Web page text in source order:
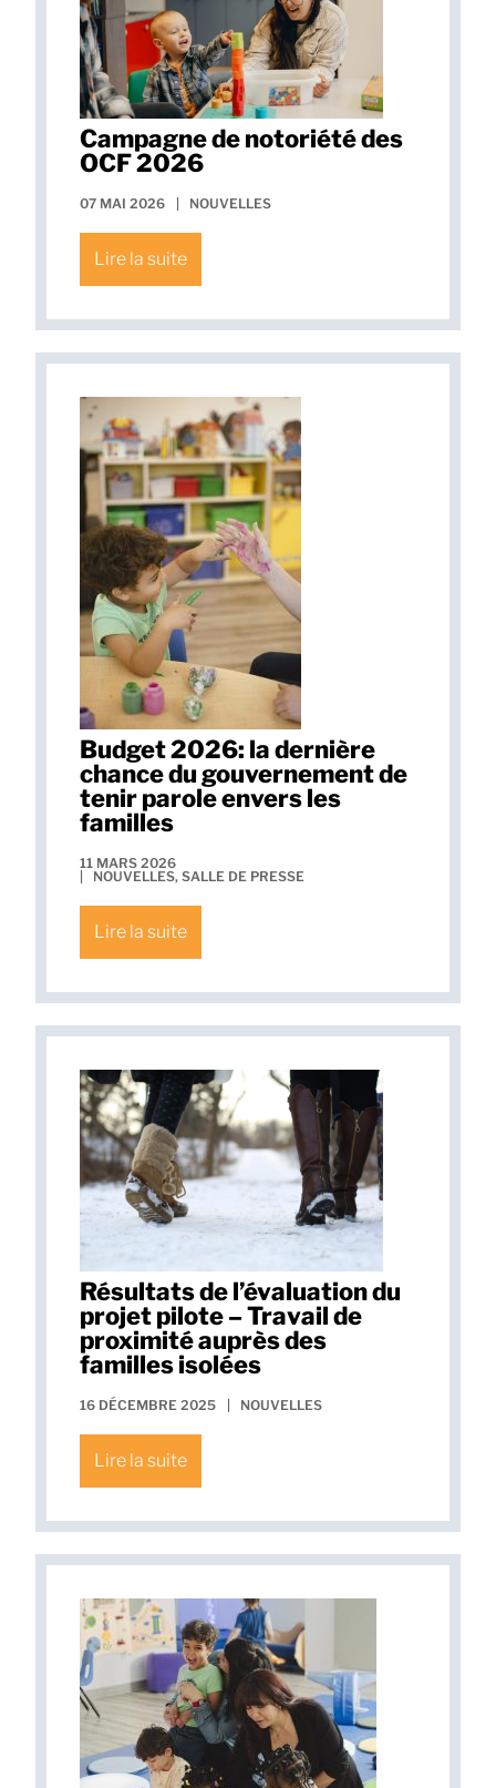
Campagne de notoriété des
OCF 2026
07 MAI 2026 | NOUVELLES
Lire la suite
Budget 2026: la dernière
chance du gouvernement de
tenir parole envers les
familles
11 MARS 2026
| NOUVELLES,SALLE DE PRESSE
Lire la suite
Résultats de l’évaluation du
projet pilote – Travail de
proximité auprès des
familles isolées
16 DÉCEMBRE 2025 | NOUVELLES
Lire la suite